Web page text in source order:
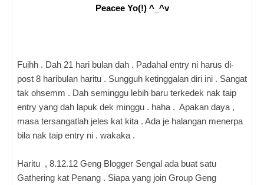
Peacee Yo(!) ^_^v
Fuihh . Dah 21 hari bulan dah . Padahal entry ni harus di-
post 8 haribulan haritu . Sungguh ketinggalan diri ini . Sangat
tak ohsemm . Dah seminggu lebih baru terkedek nak taip
entry yang dah lapuk dek minggu . haha . Apakan daya ,
masa tersangatlah jeles kat kita . Ada je halangan menerpa
bila nak taip entry ni . wakaka .
Haritu , 8.12.12 Geng Blogger Sengal ada buat satu
Gathering kat Penang . Siapa yang join Group Geng